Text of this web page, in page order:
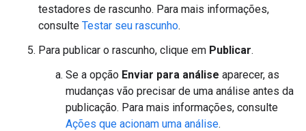
testadores de rascunho. Para mais informações,
consulte Testar seu rascunho.
Para publicar o rascunho, clique em Publicar.
Se a opção Enviar para análise aparecer, as
mudanças vão precisar de uma análise antes da
publicação. Para mais informações, consulte
Ações que acionam uma análise.